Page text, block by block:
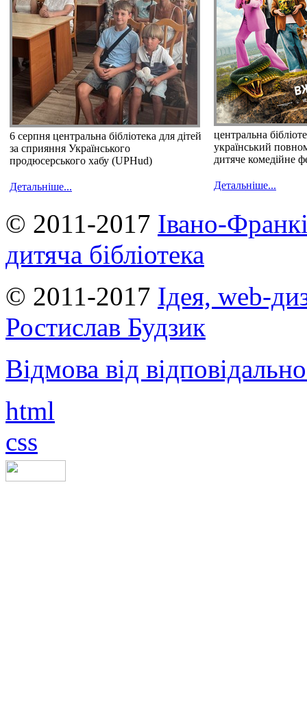
6 серпня центральна бібліотека для дітей
за сприяння Українського
продюсерського хабу (UPHud)
Детальніше...
центральна
український
дитяче комедійне
Детальніше...
© 2011-2017 Івано-
дитяча бібліотека
© 2011-2017 Ідея, web-
Ростислав Будзик
Відмова від
html
css